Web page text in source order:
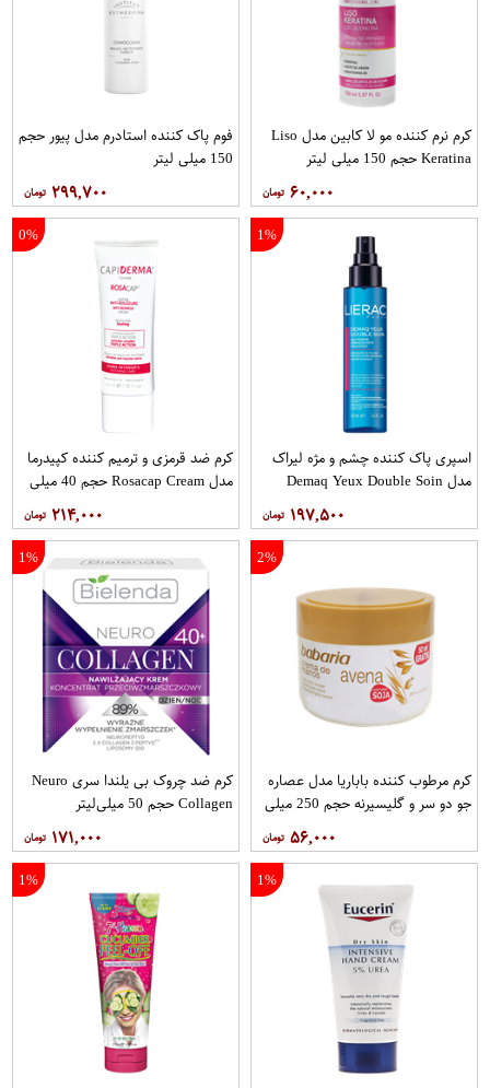
کرم نرم کننده مو لا کابین مدل Liso
Keratina حجم 150 میلی لیتر
۶۰,۰۰۰
فوم پاک کننده استادرم مدل پیور حجم
150 میلی لیتر
۲۹۹,۷۰۰
1%
اسپری پاک کننده چشم و مژه لیراک
مدل Demaq Yeux Double Soin
۱۹۷,۵۰۰
0%
کرم ضد قرمزی و ترمیم کننده کپیدرما
مدل Rosacap Cream حجم 40 میلی
۲۱۴,۰۰۰
2%
کرم مرطوب کننده باباریا مدل عصاره
جو دو سر و گلیسیرنه حجم 250 میلی
۵۶,۰۰۰
1%
کرم ضد چروک بی یلندا سری Neuro
Collagen حجم 50 میلی‌لیتر
۱۷۱,۰۰۰
1%
1%